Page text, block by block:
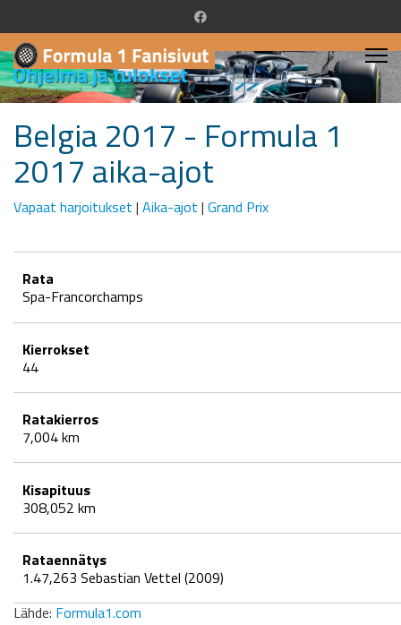
Belgia 2017 - Formula 1
2017 aika-ajot
Vapaat harjoitukset | Aika-ajot | Grand Prix
Rata
Spa-Francorchamps
Kierrokset
44
Ratakierros
7,004 km
Kisapituus
308,052 km
Rataennätys
1.47,263 Sebastian Vettel (2009)
Lähde: Formula1.com